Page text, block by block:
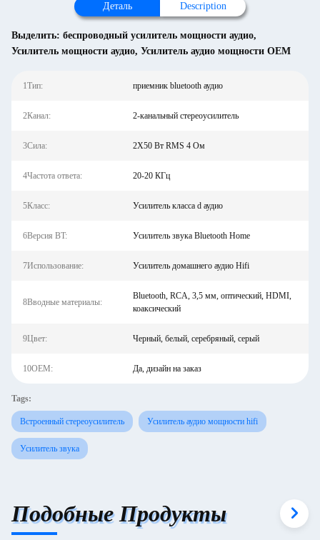
Деталь Description
Выделить: беспроводный усилитель мощности аудио,
Усилитель мощности аудио, Усилитель аудио мощности OEM
1Тип: приемник bluetooth аудио
2Канал: 2-канальный стереоусилитель
3Сила: 2X50 Вт RMS 4 Ом
4Частота ответа: 20-20 КГц
5Класс: Усилитель класса d аудио
6Версия BT: Усилитель звука Bluetooth Home
7Использование: Усилитель домашнего аудио Hifi
8Вводные материалы:
Bluetooth, RCA, 3,5 мм, оптический, HDMI,
коаксический
9Цвет: Черный, белый, серебряный, серый
10OEM: Да, дизайн на заказ
Tags:
Встроенный стереоусилитель Усилитель аудио мощности hifi
Усилитель звука
Подобные Продукты